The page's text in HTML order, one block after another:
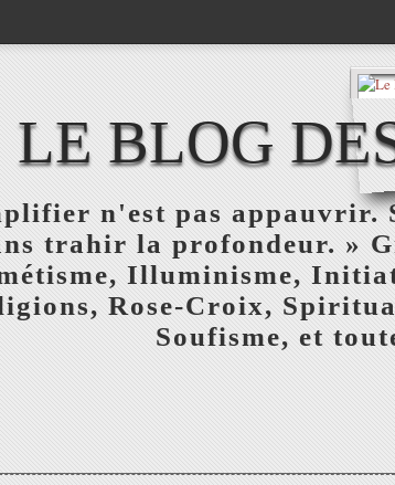
LE BLOG
n'est pas appauvrir.
trahir la profondeur. »
Illuminisme,
Rose-Croix,
Soufisme, et